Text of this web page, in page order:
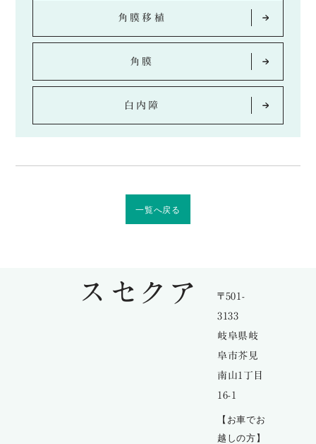
角膜移植
角膜
白内障
一覧へ戻る
アクセス
〒501-
3133
岐阜県岐
阜市芥見
南山1丁目
16-1
【お車でお
越しの方】